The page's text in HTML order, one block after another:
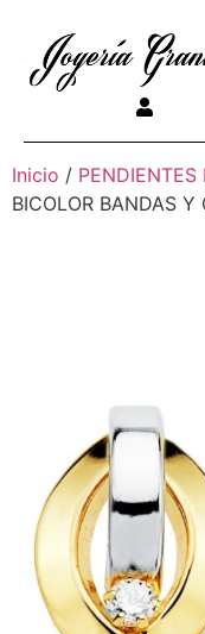
Inicio / PENDIENTES
BICOLOR BANDAS